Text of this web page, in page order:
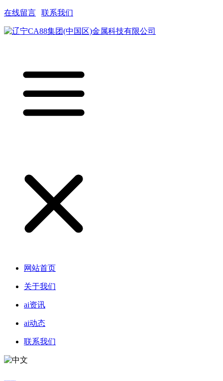
在线留言 联系我们
网站首页
关于我们
ai资讯
ai动态
联系我们